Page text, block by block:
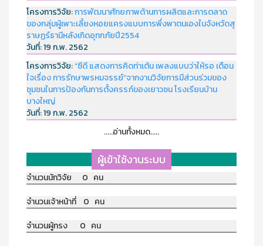
โครงการวิจัย:การพัฒนาศักยภาพด้านการผลิตและการตลาด
ของกลุ่มผู้เพาะเลี้ยงหอยแครงแบบการพึ่งพาตนเองในจังหวัดสุ
ราษฏร์ธานีหลังเกิดอุทกภัยปี2554
วันที่:19 ก.พ. 2562
โครงการวิจัย:“ซีดี แสดงการคิดท่าเต้น เพลงแบบว่าให้รอ เตือน
ใจเรื่อง การรักษาพรหมจรรย์”จากงานวิจัยการมีส่วนร่วมของ
ชุมชนในการป้องกันการตั้งครรภ์ของเยาวชน โรงเรียนบ้าน
บางใหญ่
วันที่:19 ก.พ. 2562
.....อ่านทั้งหมด.....
ผู้เข้าใช้งานระบบ
จำนวนนักวิจัย 0 คน
จำนวนเจ้าหน้าที่ 0 คน
จำนวนผู้ทรง 0 คน